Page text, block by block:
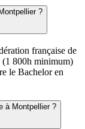
?
française de
(1 800h minimum)
le Bachelor en
à Montpellier ?